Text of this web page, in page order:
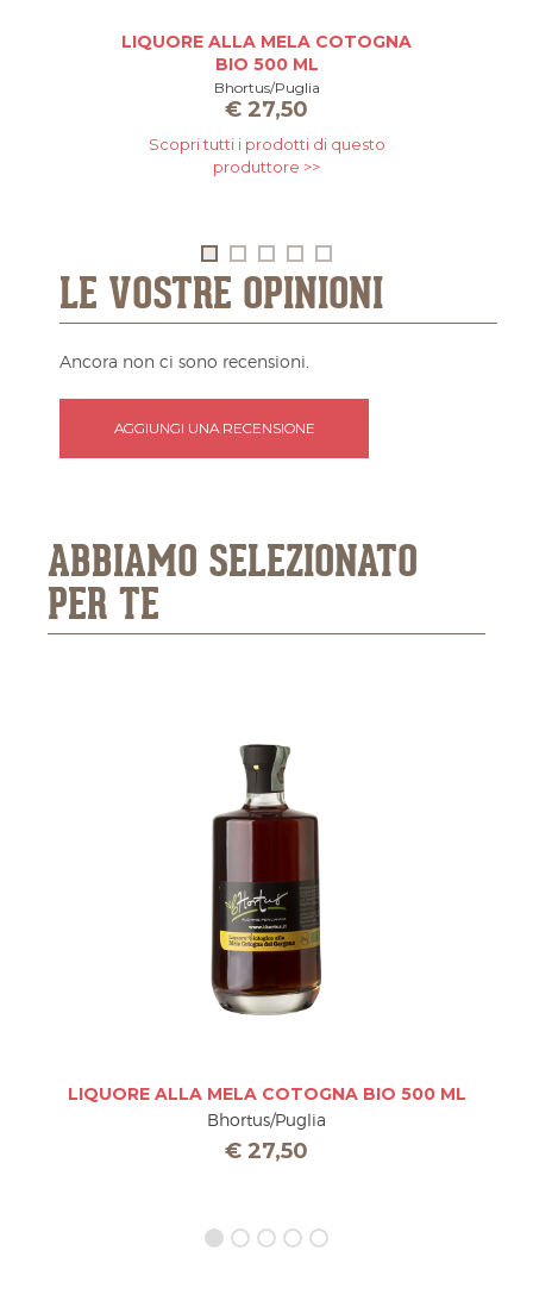
LIQUORE ALLA MELA COTOGNA
BIO 500 ML
Bhortus/Puglia
€ 27,50
Scopri tutti i prodotti di questo
produttore >>
LE VOSTRE OPINIONI
Ancora non ci sono recensioni.
AGGIUNGI UNA RECENSIONE
ABBIAMO SELEZIONATO
PER TE
LIQUORE ALLA MELA COTOGNA BIO 500 ML
Bhortus/Puglia
€ 27,50